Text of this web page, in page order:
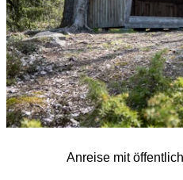
Anreise mit